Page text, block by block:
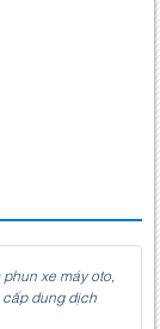
xe máy oto
dung dịch